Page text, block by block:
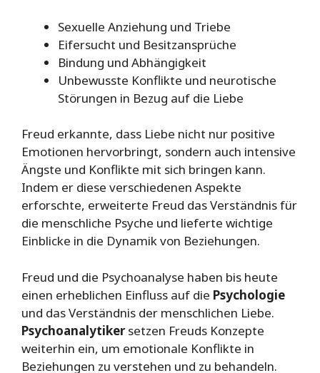
Sexuelle Anziehung und Triebe
Eifersucht und Besitzansprüche
Bindung und Abhängigkeit
Unbewusste Konflikte und neurotische
Störungen in Bezug auf die Liebe
Freud erkannte, dass Liebe nicht nur positive
Emotionen hervorbringt, sondern auch intensive
Ängste und Konflikte mit sich bringen kann.
Indem er diese verschiedenen Aspekte
erforschte, erweiterte Freud das Verständnis für
die menschliche Psyche und lieferte wichtige
Einblicke in die Dynamik von Beziehungen.
Freud und die Psychoanalyse haben bis heute
einen erheblichen Einfluss auf die Psychologie
und das Verständnis der menschlichen Liebe.
Psychoanalytikersetzen Freuds Konzepte
weiterhin ein, um emotionale Konflikte in
Beziehungen zu verstehen und zu behandeln.